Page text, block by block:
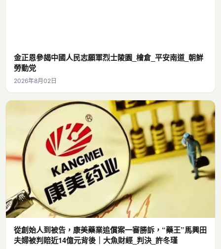
金正恩參謁中國人民志願軍烈士陵園_檜倉_平安南道_朝鮮
勞動党
2026年8月02日
從創始人到被告，康美藥業追償案一審勝訴，“藥王”馬興田
夫婦被判賠近14億元背後｜大魚財經_判決_許冬瑾